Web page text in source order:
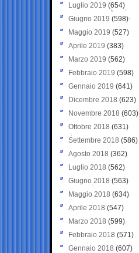
Luglio 2019 (654)
Giugno 2019 (598)
Maggio 2019 (527)
Aprile 2019 (383)
Marzo 2019 (562)
Febbraio 2019 (598)
Gennaio 2019 (641)
Dicembre 2018 (623)
Novembre 2018 (603)
Ottobre 2018 (631)
Settembre 2018 (586)
Agosto 2018 (362)
Luglio 2018 (562)
Giugno 2018 (563)
Maggio 2018 (634)
Aprile 2018 (547)
Marzo 2018 (599)
Febbraio 2018 (571)
Gennaio 2018 (607)